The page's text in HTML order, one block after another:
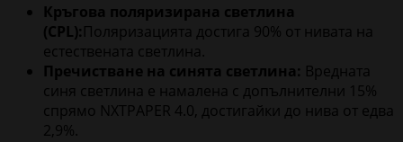
Кръгова поляризирана светлина
(CPL):Поляризацията достига 90% от нивата на
естествената светлина.
Пречистване на синята светлина: Вредната
синя светлина е намалена с допълнителни 15%
спрямо NXTPAPER 4.0, достигайки до нива от едва
2,9%.